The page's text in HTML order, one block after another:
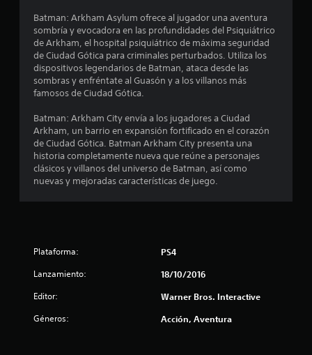
i
o
.
7
e
Batman: Arkham Asylum ofrece al jugador una aventura
sombría y evocadora en las profundidades del Psiquiátrico
de Arkham, el hospital psiquiátrico de máxima seguridad
de Ciudad Gótica para criminales perturbados. Utiliza los
dispositivos legendarios de Batman, ataca desde las
sombras y enfréntate al Guasón y a los villanos más
famosos de Ciudad Gótica.
Batman: Arkham City envía a los jugadores a Ciudad
Arkham, un barrio en expansión fortificado en el corazón
de Ciudad Gótica. Batman Arkham City presenta una
historia completamente nueva que reúne a personajes
clásicos y villanos del universo de Batman, así como
nuevas y mejoradas características de juego.
Plataforma: PS4
Lanzamiento: 18/10/2016
Editor: Warner Bros. Interactive
Géneros: Acción, Aventura